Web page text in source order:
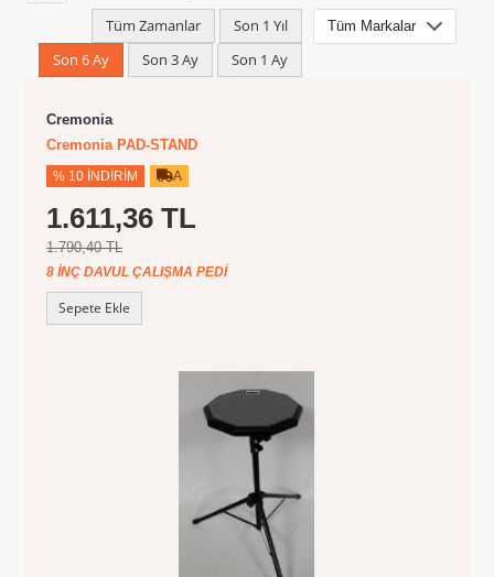
Tüm Zamanlar
Son 1 Yıl
Son 6 Ay
Son 3 Ay Son 1 Ay
Cremonia
Cremonia PAD-STAND
% 10 İNDIRIM A
1.611,36 TL
1.790,40 TL
8 INÇ DAVUL ÇALIŞMA PEDI
Sepete Ekle